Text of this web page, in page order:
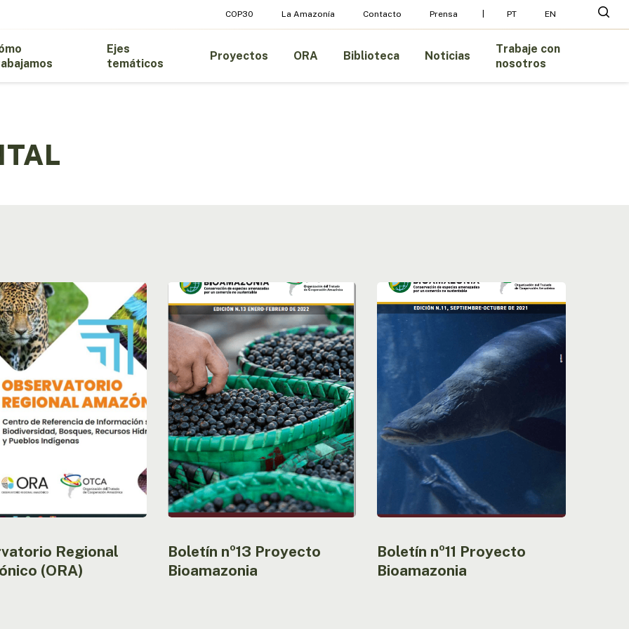
COP30 La Amazonía Contacto Prensa PT EN
Ejes
temáticos
Proyectos ORA Biblioteca Noticias
Trabaje con
nosotros
Regional
(ORA)
Boletín
nº13
Proyecto
Bioamazonia
Boletín nº13 Proyecto
Bioamazonia
Boletín
nº11
Proyecto
Bioamazonia
Boletín nº11 Proyecto
Bioamazonia
Menu